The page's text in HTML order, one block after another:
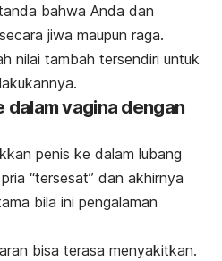
bahwa Anda dan
jiwa maupun raga.
nilai tambah tersendiri untuk
dalam vagina dengan
penis ke dalam lubang
“tersesat” dan akhirnya
bila ini pengalaman
bisa terasa menyakitkan.